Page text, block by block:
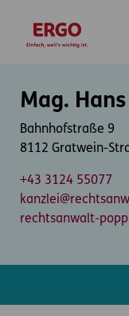
zur
Mag.
Bahnhofstraße 9
8112 Gratwein-
+43 3124 55077
rechtsanwalt-